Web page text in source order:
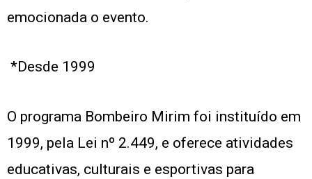
emocionada o evento.
*Desde 1999
O programa Bombeiro Mirim foi instituído em
1999, pela Lei nº 2.449, e oferece atividades
educativas, culturais e esportivas para